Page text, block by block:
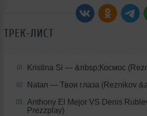
ТРЕК-ЛИСТ
01 Kristina Si — &nbsp;Космос
02 Natan — Твои глаза (Reznikov
03 Anthony El Mejor VS Denis
Prezzplay)